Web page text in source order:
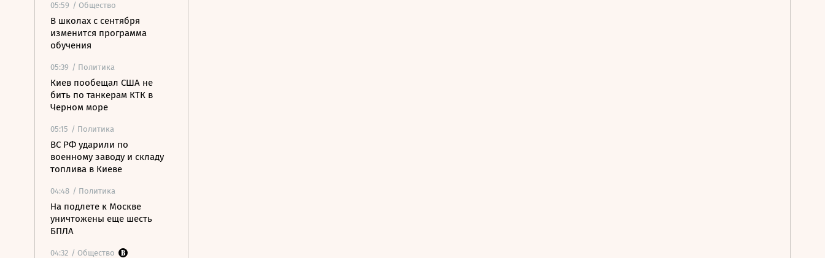
05:59 / Общество
В школах с сентября
изменится программа
обучения
05:39 / Политика
Киев пообещал США не
бить по танкерам КТК в
Черном море
05:15 / Политика
ВС РФ ударили по
военному заводу и складу
топлива в Киеве
04:48 / Политика
На подлете к Москве
уничтожены еще шесть
БПЛА
04:32 / Общество